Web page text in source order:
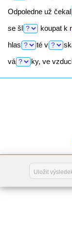
Odpoledne už čekal
se šl koupat k r
hlas
té v
vá
ky, ve
Uložit